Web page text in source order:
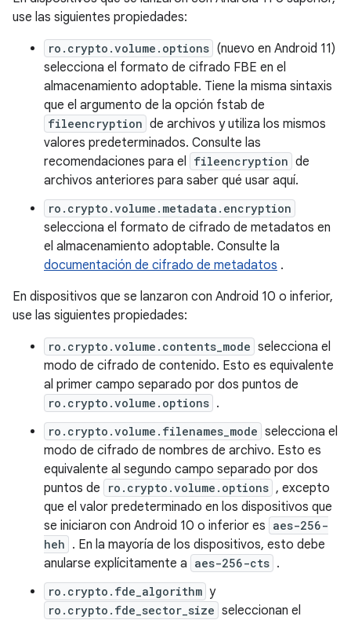
use las siguientes propiedades:
ro.crypto.volume.options (nuevo en Android 11)
selecciona el formato de cifrado FBE en el
almacenamiento adoptable. Tiene la misma sintaxis
que el argumento de la opción fstab de
fileencryption de archivos y utiliza los mismos
valores predeterminados. Consulte las
recomendaciones para el fileencryption de
archivos anteriores para saber qué usar aquí.
ro.crypto.volume.metadata.encryption
selecciona el formato de cifrado de metadatos en
el almacenamiento adoptable. Consulte la
documentación de cifrado de metadatos .
En dispositivos que se lanzaron con Android 10 o inferior,
use las siguientes propiedades:
ro.crypto.volume.contents_mode selecciona el
modo de cifrado de contenido. Esto es equivalente
al primer campo separado por dos puntos de
ro.crypto.volume.options .
ro.crypto.volume.filenames_mode selecciona el
modo de cifrado de nombres de archivo. Esto es
equivalente al segundo campo separado por dos
puntos de
ro.crypto.volume.options , excepto
que el valor predeterminado en los dispositivos que
se iniciaron con Android 10 o inferior es aes-256-
heh . En la mayoría de los dispositivos, esto debe
anularse explícitamente a aes-256-cts .
ro.crypto.fde_algorithm y
ro.crypto.fde_sector_size seleccionan el